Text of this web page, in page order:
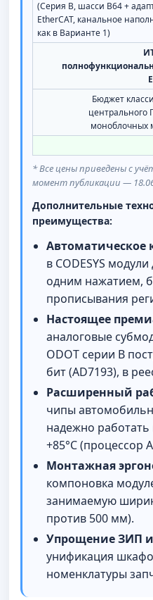
(Серия B, шасси B64 +
EtherCAT, канальное
как в Варианте 1)
Бюджет
центрального
моноблочных
* Все цены приведены с
момент публикации —
Дополнительные
преимущества:
Автоматическое
в CODESYS
одним нажатием,
прописывания
Настоящее
аналоговые
ODOT серии B
бит (AD7193), в
Расширенный
чипы
надежно
+85°С (процессор
Монтажная
компоновка
занимаемую
против 500 мм).
Упрощение ЗИП
унификация
номенклатуры